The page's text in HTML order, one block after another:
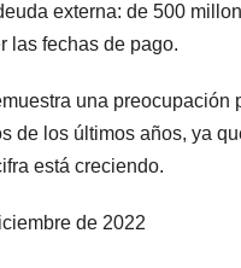
externa: de 500
las fechas de pago.
una
de los últimos años, ya
está creciendo.
de 2022